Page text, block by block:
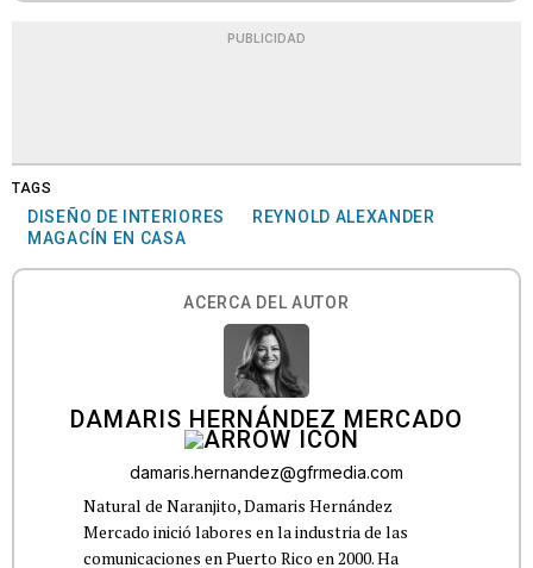
PUBLICIDAD
TAGS
DISEÑO DE INTERIORES
REYNOLD ALEXANDER
MAGACÍN EN CASA
ACERCA DEL AUTOR
DAMARIS HERNÁNDEZ MERCADO
damaris.hernandez@gfrmedia.com
Natural de Naranjito, Damaris Hernández
Mercado inició labores en la industria de las
comunicaciones en Puerto Rico en 2000. Ha